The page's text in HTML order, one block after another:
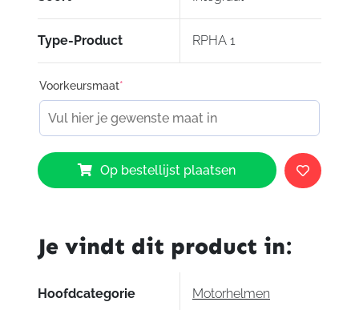
Noodontgrendeling
Dubbel-d kinbandsluiting
Carbon
Type-Product RPHA 1
Voorkeursmaat*
HJC
RPHA
Replica
Op bestellijst plaatsen
Je vindt dit product in:
Hoofdcategorie Motorhelmen